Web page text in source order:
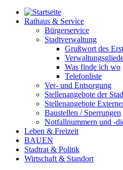
Rathaus & Service
Bürgerservice
Stadtverwaltung
Grußwort des
Was finde ich wo
Telefonliste
Ver- und Entsorgung
Stellenangebote der
Stellenangebote
Baustellen / Sperrungen
Notfallnummern und -
Leben & Freizeit
BAUEN
Stadtrat & Politik
Wirtschaft & Standort